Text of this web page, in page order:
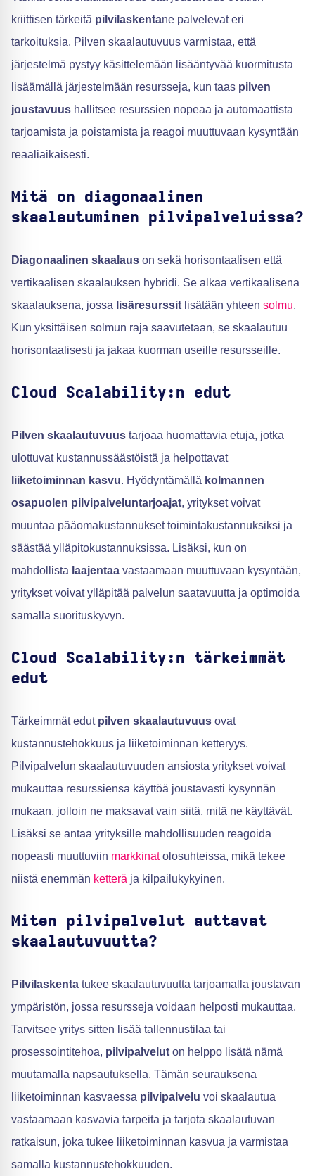
kriittisen tärkeitä pilvilaskentane palvelevat eri
tarkoituksia. Pilven skaalautuvuus varmistaa, että
järjestelmä pystyy käsittelemään lisääntyvää kuormitusta
lisäämällä järjestelmään resursseja, kun taas pilven
joustavuus hallitsee resurssien nopeaa ja automaattista
tarjoamista ja poistamista ja reagoi muuttuvaan kysyntään
reaaliaikaisesti.
Mitä on diagonaalinen
skaalautuminen pilvipalveluissa?
Diagonaalinen skaalaus on sekä horisontaalisen että
vertikaalisen skaalauksen hybridi. Se alkaa vertikaalisena
skaalauksena, jossa lisäresurssit lisätään yhteen solmu.
Kun yksittäisen solmun raja saavutetaan, se skaalautuu
horisontaalisesti ja jakaa kuorman useille resursseille.
Cloud Scalability:n edut
Pilven skaalautuvuus tarjoaa huomattavia etuja, jotka
ulottuvat kustannussäästöistä ja helpottavat
liiketoiminnan kasvu. Hyödyntämällä kolmannen
osapuolen pilvipalveluntarjoajat, yritykset voivat
muuntaa pääomakustannukset toimintakustannuksiksi ja
säästää ylläpitokustannuksissa. Lisäksi, kun on
mahdollista laajentaa vastaamaan muuttuvaan kysyntään,
yritykset voivat ylläpitää palvelun saatavuutta ja optimoida
samalla suorituskyvyn.
Cloud Scalability:n tärkeimmät
edut
Tärkeimmät edut pilven skaalautuvuus ovat
kustannustehokkuus ja liiketoiminnan ketteryys.
Pilvipalvelun skaalautuvuuden ansiosta yritykset voivat
mukauttaa resurssiensa käyttöä joustavasti kysynnän
mukaan, jolloin ne maksavat vain siitä, mitä ne käyttävät.
Lisäksi se antaa yrityksille mahdollisuuden reagoida
nopeasti muuttuviin markkinatolosuhteissa, mikä tekee
niistä enemmän ketterä ja kilpailukykyinen.
Miten pilvipalvelut auttavat
skaalautuvuutta?
Pilvilaskenta tukee skaalautuvuutta tarjoamalla joustavan
ympäristön, jossa resursseja voidaan helposti mukauttaa.
Tarvitsee yritys sitten lisää tallennustilaa tai
prosessointitehoa, pilvipalvelut on helppo lisätä nämä
muutamalla napsautuksella. Tämän seurauksena
liiketoiminnan kasvaessa pilvipalvelu voi skaalautua
vastaamaan kasvavia tarpeita ja tarjota skaalautuvan
ratkaisun, joka tukee liiketoiminnan kasvua ja varmistaa
samalla kustannustehokkuuden.